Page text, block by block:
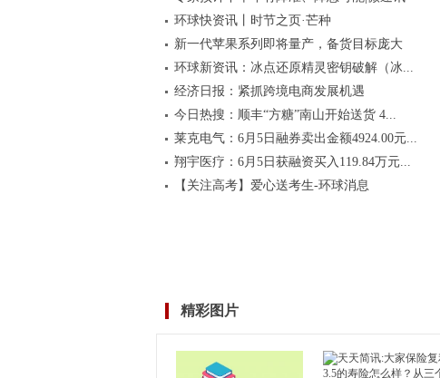
环球快资讯丨时节之页·芒种
新一代苹果系列即将量产，备货目标庞大
环球新资讯：冰点还原精灵密钥破解（冰...
经济日报：紧抓跨境电商发展机遇
今日热搜：顺丰“方糖”南山开始送货 4...
莱克电气：6月5日融券卖出金额4924.00元...
翔宇医疗：6月5日获融资买入119.84万元...
【关注高考】爱心送考生-环球消息
精彩图片